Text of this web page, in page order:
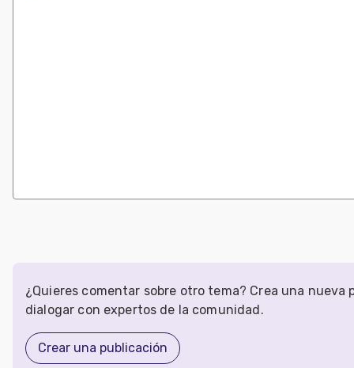
¿Quieres comentar sobre otro tema? Crea una nueva
dialogar con expertos de la comunidad.
Crear una publicación